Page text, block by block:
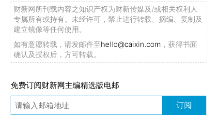
财新网所刊载内容之知识产权为财新传媒及/或相关权利人
专属所有或持有。未经许可，禁止进行转载、摘编、复制及
建立镜像等任何使用。
如有意愿转载，请发邮件至hello@caixin.com ，获得书面
确认及授权后，方可转载。
免费订阅财新网主编精选版电邮
订阅